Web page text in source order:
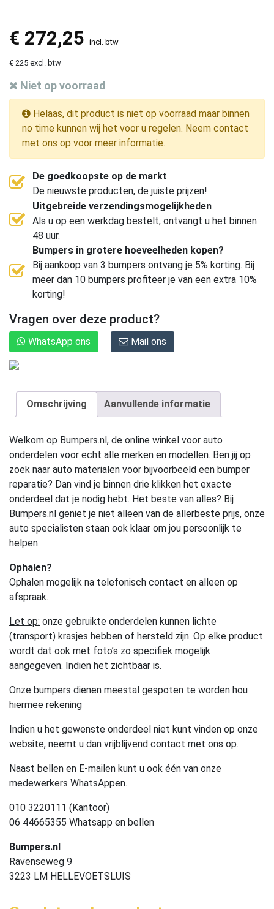
€ 272,25 incl. btw
€ 225 excl. btw
Niet op voorraad
Helaas, dit product is niet op voorraad maar binnen
no time kunnen wij het voor u regelen. Neem contact
met ons op voor meer informatie.
De goedkoopste op de markt
De nieuwste producten, de juiste prijzen!
Uitgebreide verzendingsmogelijkheden
Als u op een werkdag bestelt, ontvangt u het binnen
48 uur.
Bumpers in grotere hoeveelheden kopen?
Bij aankoop van 3 bumpers ontvang je 5% korting. Bij
meer dan 10 bumpers profiteer je van een extra 10%
korting!
Vragen over deze product?
WhatsApp ons Mail ons
Omschrijving Aanvullende informatie
Welkom op Bumpers.nl, de online winkel voor auto
onderdelen voor echt alle merken en modellen. Ben jij op
zoek naar auto materialen voor bijvoorbeeld een bumper
reparatie? Dan vind je binnen drie klikken het exacte
onderdeel dat je nodig hebt. Het beste van alles? Bij
Bumpers.nl geniet je niet alleen van de allerbeste prijs, onze
auto specialisten staan ook klaar om jou persoonlijk te
helpen.
Ophalen?
Ophalen mogelijk na telefonisch contact en alleen op
afspraak.
Let op: onze gebruikte onderdelen kunnen lichte
(transport) krasjes hebben of hersteld zijn. Op elke product
wordt dat ook met foto’s zo specifiek mogelijk
aangegeven. Indien het zichtbaar is.
Onze bumpers dienen meestal gespoten te worden hou
hiermee rekening
Indien u het gewenste onderdeel niet kunt vinden op onze
website, neemt u dan vrijblijvend contact met ons op.
Naast bellen en E-mailen kunt u ook één van onze
medewerkers WhatsAppen.
010 3220111 (Kantoor)
06 44665355 Whatsapp en bellen
Bumpers.nl
Ravenseweg 9
3223 LM HELLEVOETSLUIS